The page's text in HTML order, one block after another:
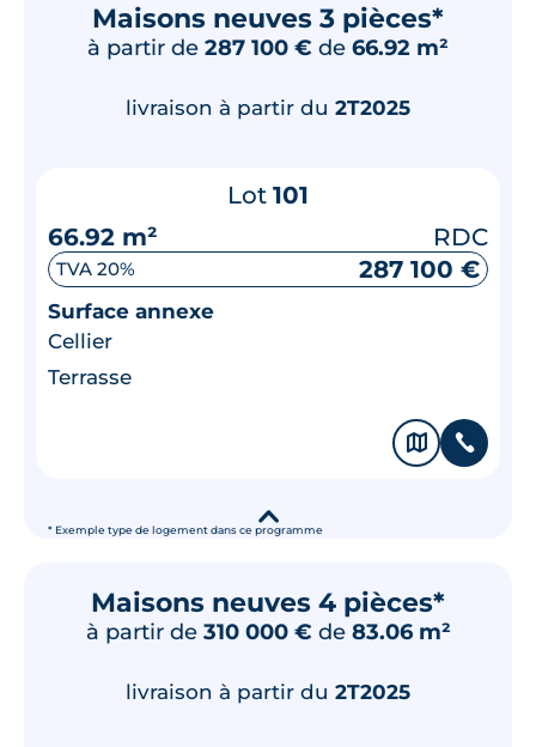
Maisons neuves 3 pièces*
à partir de 287 100 € de 66.92 m²
* Exemple type de logement dans ce programme
livraison à partir du 2T2025
Lot 101
66.92 m²
RDC
TVA 20% 287 100 €
Surface annexe
Cellier
Terrasse
🗞 📞
▾
Maisons neuves 4 pièces*
à partir de 310 000 € de 83.06 m²
livraison à partir du 2T2025